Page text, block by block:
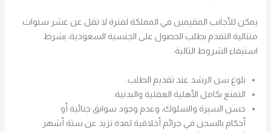
يمكن للأجانب المقيمين في المملكة لفترة لا تقل عن عشر سنوات
متتالية التقدم بطلب الحصول على الجنسية السعودية، بشرط
استيفاء الشروط التالية:
بلوغ سن الرشد عند تقديم الطلب.
التمتع بكامل الأهلية العقلية والبدنية.
حسن السيرة والسلوك، وعدم وجود سوابق جنائية أو
أحكام بالسجن في جرائم أخلاقية لمدة تزيد عن ستة أشهر.